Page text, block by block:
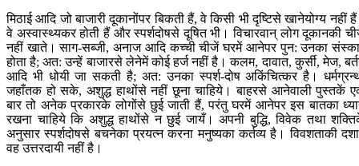
मिठाई आदि जो बाजारी दूकानोंपर बिकती हैं, वे किसी भी दृष्टिसे खानेयोग्य नहीं
वे अस्वास्थ्यकर होती हैं और स्पर्शदोषसे दूषित भी। विचारवान् लोग दूकानकी
नहीं खाते। साग-सब्जी, अनाज आदि कच्ची चीजें घरमें आनेपर पुन: उनका
होता है; अत: उन्हें बाजारसे लेनेमें कोई हर्ज नहीं है। कलम, दावात, कुर्सी, मेज,
आदि भी धोयी जा सकती है; अत: उनका स्पर्श-दोष अकिंचित्कर है।
जहाँतक हो सके, अशुद्ध हाथोंसे नहीं छूना चाहिये। बाहरसे आनेवाली पुस्तकें
बार तो अनेक प्रकारके लोगोंसे छुई जाती हैं, परंतु घरमें आनेपर इस बातका
रखना चाहिये कि अशुद्ध हाथोंसे न छुई जायँ। अपनी बुद्धि, विवेक तथा
अनुसार स्पर्शदोषसे बचनेका प्रयत्न करना मनुष्यका कर्तव्य है। विवशताकी
वह उत्तरदायी नहीं है।